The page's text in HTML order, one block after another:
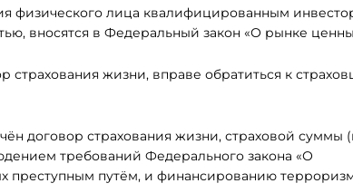
физического лица квалифицированным
вносятся в Федеральный закон «О рынке
страхования жизни, вправе обратиться к
договор страхования жизни, страховой суммы
требований Федерального закона «О
преступным путём, и финансированию